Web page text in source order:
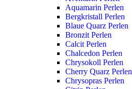
Aquamarin Perlen
Bergkristall Perlen
Blaue Quarz Perlen
Bronzit Perlen
Calcit Perlen
Chalcedon Perlen
Chrysokoll Perlen
Cherry Quarz Perlen
Chrysopras Perlen